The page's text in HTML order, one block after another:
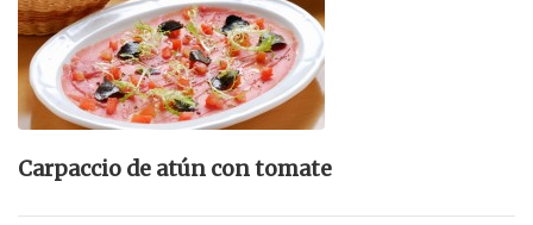
Carpaccio de atún con tomate